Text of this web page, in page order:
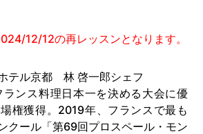
12/12の再レッスンとなります。
テル京都 林 啓一郎シェフ
ンス料理日本一を決める大会に優
権獲得。2019年、フランスで最も
クール「第69回プロスペール・モン